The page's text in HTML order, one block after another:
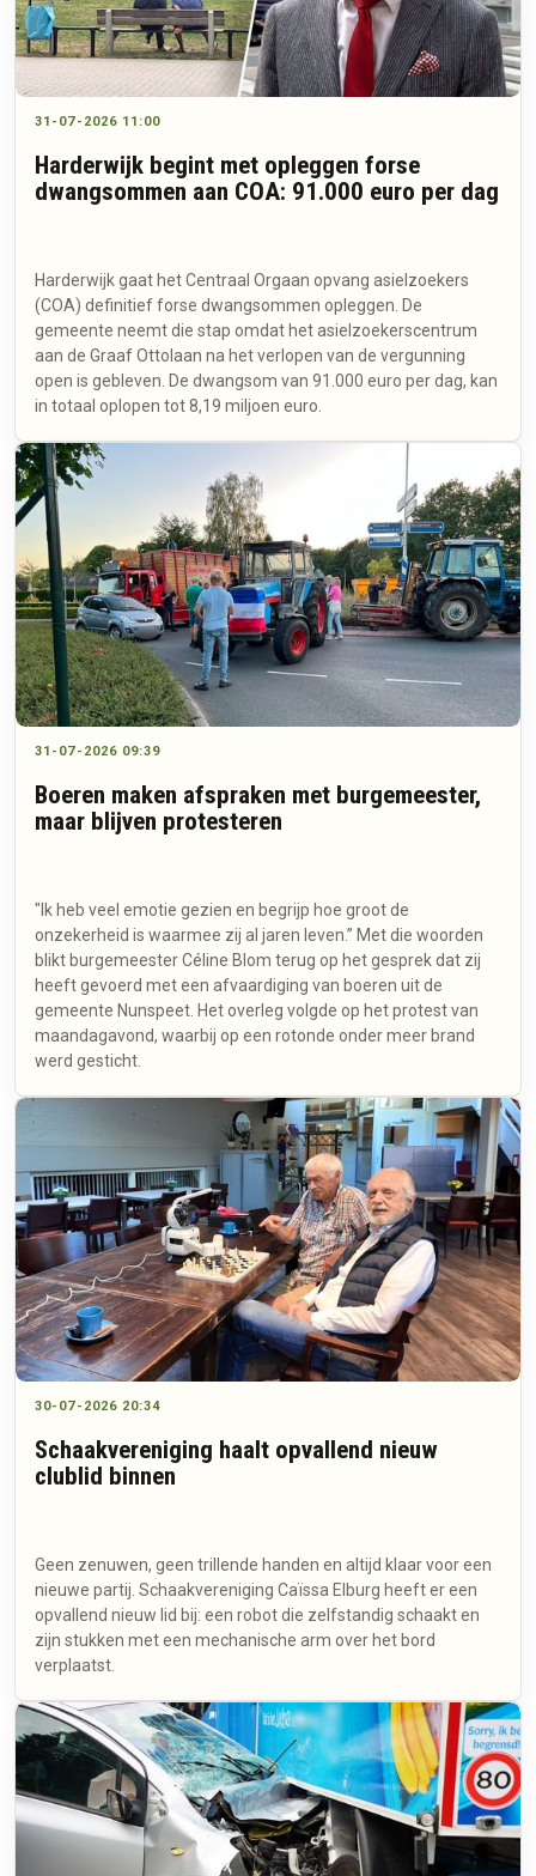
31-07-2026 11:00
Harderwijk begint met opleggen forse
dwangsommen aan COA: 91.000 euro per dag
Harderwijk gaat het Centraal Orgaan opvang asielzoekers
(COA) definitief forse dwangsommen opleggen. De
gemeente neemt die stap omdat het asielzoekerscentrum
aan de Graaf Ottolaan na het verlopen van de vergunning
open is gebleven. De dwangsom van 91.000 euro per dag, kan
in totaal oplopen tot 8,19 miljoen euro.
31-07-2026 09:39
Boeren maken afspraken met burgemeester,
maar blijven protesteren
"Ik heb veel emotie gezien en begrijp hoe groot de
onzekerheid is waarmee zij al jaren leven.” Met die woorden
blikt burgemeester Céline Blom terug op het gesprek dat zij
heeft gevoerd met een afvaardiging van boeren uit de
gemeente Nunspeet. Het overleg volgde op het protest van
maandagavond, waarbij op een rotonde onder meer brand
werd gesticht.
30-07-2026 20:34
Schaakvereniging haalt opvallend nieuw
clublid binnen
Geen zenuwen, geen trillende handen en altijd klaar voor een
nieuwe partij. Schaakvereniging Caïssa Elburg heeft er een
opvallend nieuw lid bij: een robot die zelfstandig schaakt en
zijn stukken met een mechanische arm over het bord
verplaatst.